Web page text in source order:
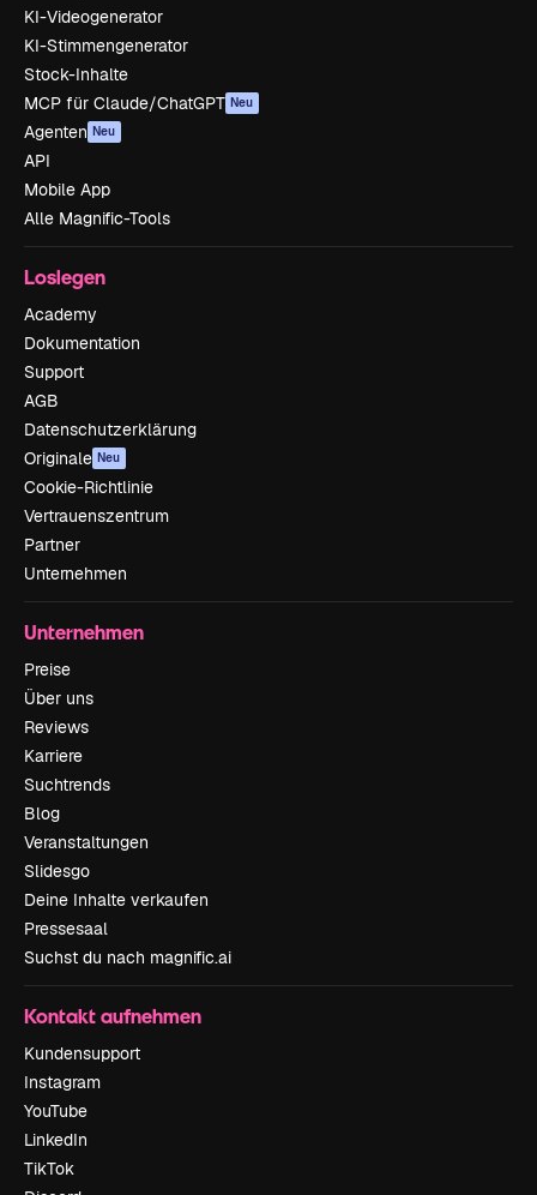
KI-Videogenerator
KI-Stimmengenerator
Stock-Inhalte
MCP für Claude/ChatGPT Neu
Agenten Neu
API
Mobile App
Alle Magnific-Tools
Loslegen
Academy
Dokumentation
Support
AGB
Datenschutzerklärung
Originale Neu
Cookie-Richtlinie
Vertrauenszentrum
Partner
Unternehmen
Unternehmen
Preise
Über uns
Reviews
Karriere
Suchtrends
Blog
Veranstaltungen
Slidesgo
Deine Inhalte verkaufen
Pressesaal
Suchst du nach magnific.ai
Kontakt aufnehmen
Kundensupport
Instagram
YouTube
LinkedIn
TikTok